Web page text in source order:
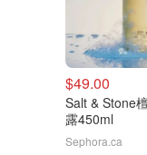
$49.00
Salt & Stone
露450ml
Sephora.ca